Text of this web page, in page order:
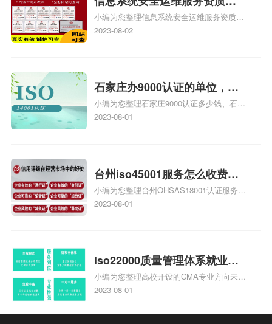
级费用，信息系统安全运维服
务资质二级
小编为您整理信息系统安全运维服务资质认
证证书机构有哪些、安全运维服务资质的费
体系认证知识，详情可查看下方正文！
2023-08-02
石家庄办9000认证的单位，石
家庄9000认证的公司
小编为您整理石家庄9000认证多少钱、石家
庄9000认证价格多少钱、石家庄9000认证
2023-08-01
台州iso45001服务怎么收费，
台州iso45001认证服务怎么收
费
小编为您整理台州OHSAS18001认证服务中
心哪家收费便宜、台州ISO9000认证，哪个
标准是什么相关iso体系认证知识，详情可
查看下方正文！
2023-08-01
iso22000质量管理体系就业方
向，质量管理与认证就业方向
小编为您整理高校开设的CMA专业方向未来
就业前景及就业方向如何、cma就业方向有
和cma未来就业方向、大学生考完cma，就
2023-08-01